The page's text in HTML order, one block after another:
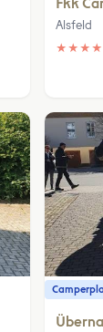
Fkk
Alsfeld
★ ★ ★ ★